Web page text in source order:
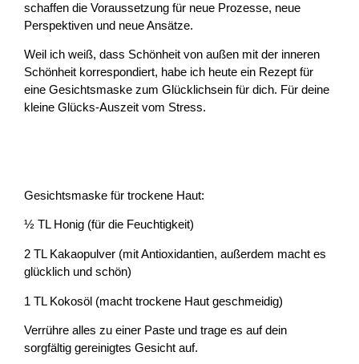
schaffen die Voraussetzung für neue Prozesse, neue
Perspektiven und neue Ansätze.
Weil ich weiß, dass Schönheit von außen mit der inneren
Schönheit korrespondiert, habe ich heute ein Rezept für
eine Gesichtsmaske zum Glücklichsein für dich. Für deine
kleine Glücks-Auszeit vom Stress.
Gesichtsmaske für trockene Haut:
½ TL Honig (für die Feuchtigkeit)
2 TL Kakaopulver (mit Antioxidantien, außerdem macht es
glücklich und schön)
1 TL Kokosöl (macht trockene Haut geschmeidig)
Verrühre alles zu einer Paste und trage es auf dein
sorgfältig gereinigtes Gesicht auf.